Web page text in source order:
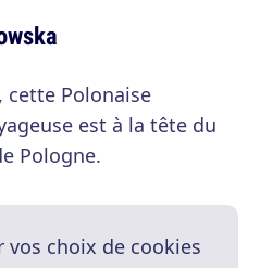
cette Polonaise
est à la tête du
Pologne.
vos choix de cookies